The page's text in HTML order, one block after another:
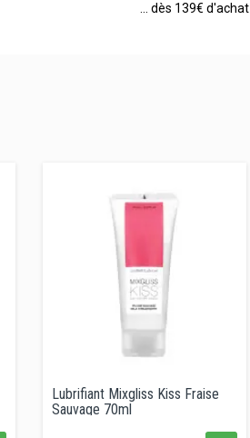
... dès 139€ d'achat
Lubrifiant Mixgliss Kiss Fraise
Sauvage 70ml